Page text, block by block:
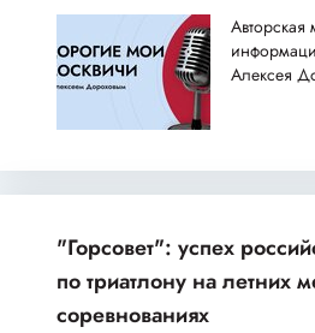
Авторская
Алексея
"Горсовет": успех
по триатлону на
соревнованиях